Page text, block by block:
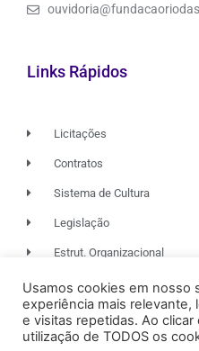
Links Rápidos
Licitações
Contratos
Sistema de Cultura
Legislação
Estrut. Organizacional
© 2026. TODOS OS
Usamos cookies em nosso
experiência mais relevante,
e visitas repetidas. Ao clicar
utilização de TODOS os